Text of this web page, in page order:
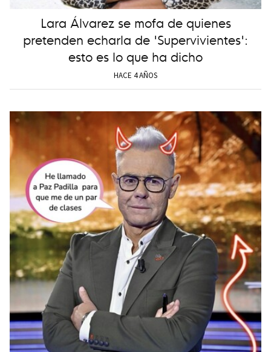
Lara Álvarez se mofa de quienes
pretenden echarla de 'Supervivientes':
esto es lo que ha dicho
HACE 4 AÑOS